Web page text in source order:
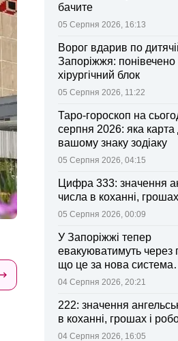
бачите
05 Серпня 2026, 16:13
Ворог вдарив по
Запоріжжя: понівечено
хірургічний блок
05 Серпня 2026, 11:22
Таро-гороскоп на
серпня 2026: яка
вашому знаку зодіаку
05 Серпня 2026, 04:15
Цифра 333: значення
числа в коханні, грошах
05 Серпня 2026, 00:09
У Запоріжжі тепер
евакуюватимуть через
що це за нова система
оповіщення
04 Серпня 2026, 20:21
222: значення
в коханні, грошах і
04 Серпня 2026, 16:05